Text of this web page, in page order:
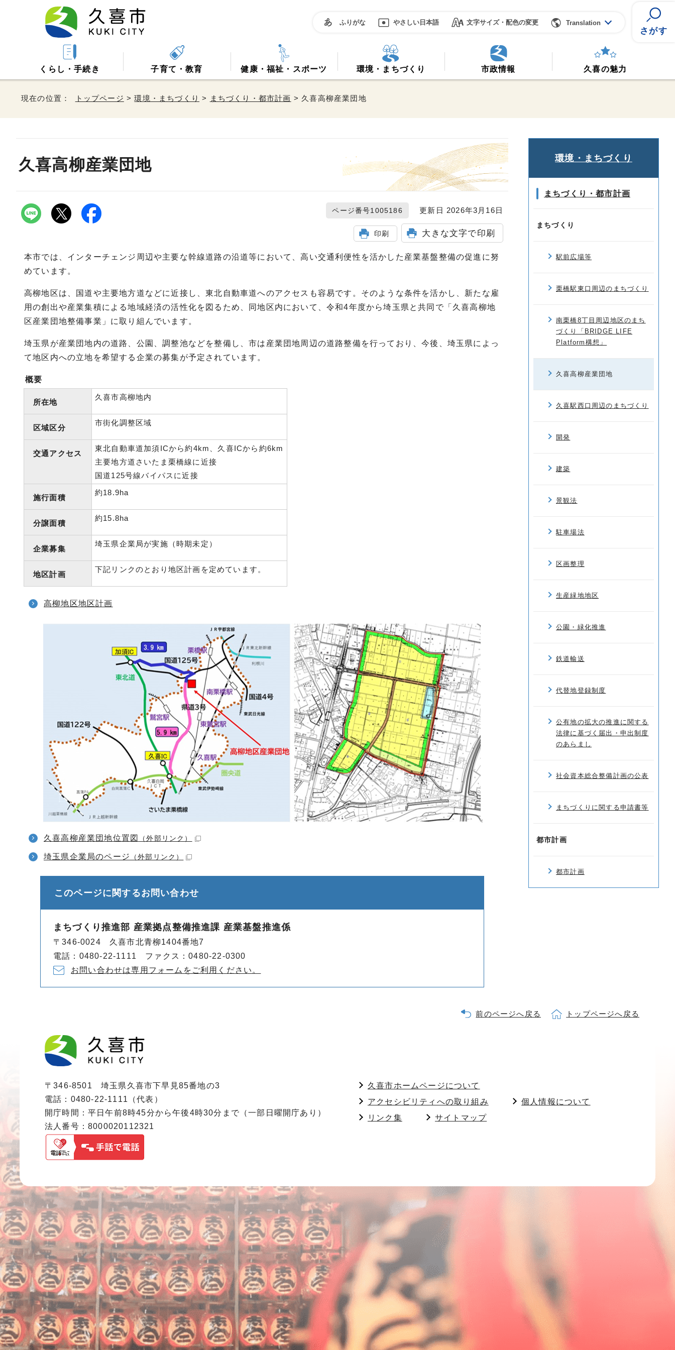
ふりがな やさしい日本語 文字サイズ・配色の変更 Translation
さがす
くらし・手続き 子育て・教育 健康・福祉・スポーツ 環境・まちづくり 市政情報 久喜の魅力
現在の位置： トップページ >環境・まちづくり > まちづくり・都市計画 > 久喜高柳産業団地
久喜高柳産業団地
ページ番号1005186 更新日 2026年3月16日
印刷 大きな文字で印刷
本市では、インターチェンジ周辺や主要な幹線道路の沿道等において、高い交通利便性を活かした産業基盤整備の促進に努
めています。
高柳地区は、国道や主要地方道などに近接し、東北自動車道へのアクセスも容易です。そのような条件を活かし、新たな雇
用の創出や産業集積による地域経済の活性化を図るため、同地区内において、令和4年度から埼玉県と共同で「久喜高柳地
区産業団地整備事業」に取り組んでいます。
埼玉県が産業団地内の道路、公園、調整池などを整備し、市は産業団地周辺の道路整備を行っており、今後、埼玉県によっ
て地区内への立地を希望する企業の募集が予定されています。
概要
所在地
久喜市高柳地内
区域区分
市街化調整区域
交通アクセス
東北自動車道加須ICから約4km、久喜ICから約6km
主要地方道さいたま栗橋線に近接
国道125号線バイパスに近接
施行面積
約18.9ha
分譲面積
約15.8ha
企業募集
埼玉県企業局が実施（時期未定）
地区計画
下記リンクのとおり地区計画を定めています。
高柳地区地区計画
久喜高柳産業団地位置図 （外部リンク）
埼玉県企業局のページ （外部リンク）
このページに関するお問い合わせ
まちづくり推進部 産業拠点整備推進課 産業基盤推進係
〒346-0024 久喜市北青柳1404番地7
電話：0480-22-1111 ファクス：0480-22-0300
お問い合わせは専用フォームをご利用ください。
環境・まちづくり
まちづくり・都市計画
まちづくり
駅前広場等
栗橋駅東口周辺のまちづくり
南栗橋8丁目周辺地区のまち
づくり「BRIDGE LIFE
Platform構想」
久喜高柳産業団地
久喜駅西口周辺のまちづくり
開発
建築
景観法
駐車場法
区画整理
生産緑地地区
公園・緑化推進
鉄道輸送
代替地登録制度
公有地の拡大の推進に関する
法律に基づく届出・申出制度
のあらまし
社会資本総合整備計画の公表
まちづくりに関する申請書等
都市計画
都市計画
前のページへ戻る トップページへ戻る
〒346-8501 埼玉県久喜市下早見85番地の3
電話：0480-22-1111（代表）
開庁時間：平日午前8時45分から午後4時30分まで（一部日曜開庁あり）
法人番号：8000020112321
久喜市ホームページについて
アクセシビリティへの取り組み
個人情報について
リンク集
サイトマップ